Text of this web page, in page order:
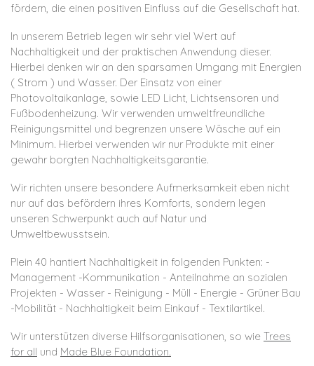
fördern, die einen positiven Einfluss auf die Gesellschaft hat.
In unserem Betrieb legen wir sehr viel Wert auf
Nachhaltigkeit und der praktischen Anwendung dieser.
Hierbei denken wir an den sparsamen Umgang mit Energien
( Strom ) und Wasser. Der Einsatz von einer
Photovoltaikanlage, sowie LED Licht, Lichtsensoren und
Fußbodenheizung. Wir verwenden umweltfreundliche
Reinigungsmittel und begrenzen unsere Wäsche auf ein
Minimum. Hierbei verwenden wir nur Produkte mit einer
gewahr borgten Nachhaltigkeitsgarantie.
Wir richten unsere besondere Aufmerksamkeit eben nicht
nur auf das befördern ihres Komforts, sondern legen
unseren Schwerpunkt auch auf Natur und
Umweltbewusstsein.
Plein 40 hantiert Nachhaltigkeit in folgenden Punkten: -
Management -Kommunikation - Anteilnahme an sozialen
Projekten - Wasser - Reinigung - Müll - Energie - Grüner Bau
-Mobilität - Nachhaltigkeit beim Einkauf - Textilartikel.
Wir unterstützen diverse Hilfsorganisationen, so wie Trees
for all und Made Blue Foundation.